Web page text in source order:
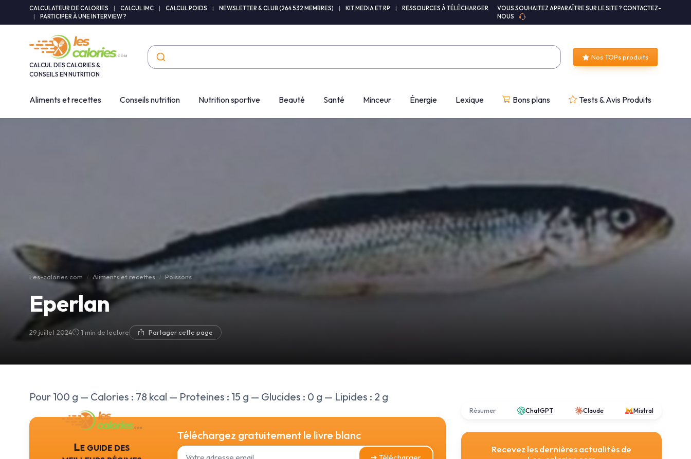
CALCULATEUR DE CALORIES CALCUL IMC CALCUL POIDS NEWSLETTER & CLUB (264 532 MEMBRES) KIT MEDIA ET RP
RESSOURCES À TÉLÉCHARGER
PARTICIPER À UNE INTERVIEW ?
VOUS SOUHAITEZ APPARAÎTRE SUR LE SITE ? CONTACTEZ-
NOUS
CALCUL DES CALORIES &
CONSEILS EN NUTRITION
Nos TOPs produits
Aliments et recettes Conseils nutrition Nutrition sportive Beauté Santé Minceur Énergie Lexique Bons plans Tests & Avis Produits
Les-calories.com Aliments et recettes Poissons
Eperlan
29 juillet 2024 1 min de lecture Partager cette page
Pour 100 g — Calories : 78 kcal — Proteines : 15 g — Glucides : 0 g — Lipides : 2 g
Le guide des
Téléchargez gratuitement le livre blanc
Résumer ChatGPT Claude Mistral
Recevez les dernières actualités de
Panneau de gestion des cookies